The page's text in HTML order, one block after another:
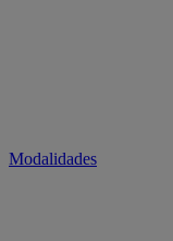
Modalidades